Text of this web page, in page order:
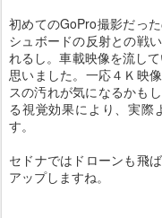
初めてのGoPro撮影だっ
シュボードの反射との戦
れるし。車載映像を流し
思いました。一応４Ｋ映
スの汚れが気になるかも
る視覚効果により、実際
す。
セドナではドローンも飛
アップしますね。